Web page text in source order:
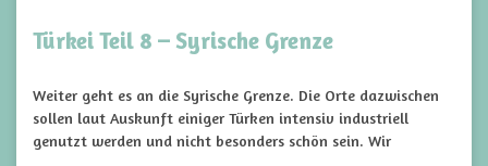
Türkei Teil 8 – Syrische Grenze
Weiter geht es an die Syrische Grenze. Die Orte dazwischen
sollen laut Auskunft einiger Türken intensiv industriell
genutzt werden und nicht besonders schön sein. Wir